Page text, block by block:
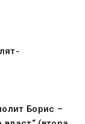
Борис –